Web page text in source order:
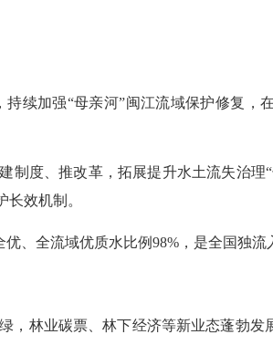
加强“母亲河”闽江流域保护修复，
度、推改革，拓展提升水土流失治理“
效机制。
全流域优质水比例98%，是全国独流
林业碳票、林下经济等新业态蓬勃发